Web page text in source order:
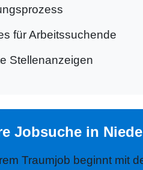
für Arbeitssuchende
Stellenanzeigen
Jobsuche in
Traumjob beginnt mit